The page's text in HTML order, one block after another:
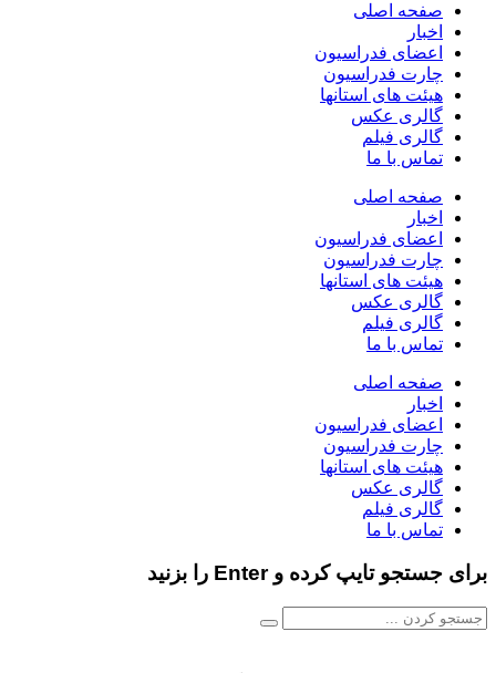
صفحه اصلی
اخبار
اعضای فدراسیون
چارت فدراسیون
هیئت های استانها
گالری عکس
گالری فیلم
تماس با ما
صفحه اصلی
اخبار
اعضای فدراسیون
چارت فدراسیون
هیئت های استانها
گالری عکس
گالری فیلم
تماس با ما
صفحه اصلی
اخبار
اعضای فدراسیون
چارت فدراسیون
هیئت های استانها
گالری عکس
گالری فیلم
تماس با ما
برای جستجو تایپ کرده و Enter را بزنید